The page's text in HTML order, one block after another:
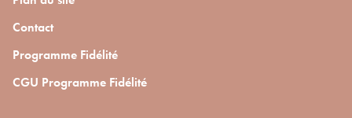
Contact
Programme Fidélité
CGU Programme Fidélité